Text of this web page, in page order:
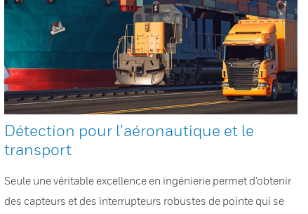
Détection pour l’aéronautique et le
transport
Seule une véritable excellence en ingénierie permet d’obtenir
des capteurs et des interrupteurs robustes de pointe qui se